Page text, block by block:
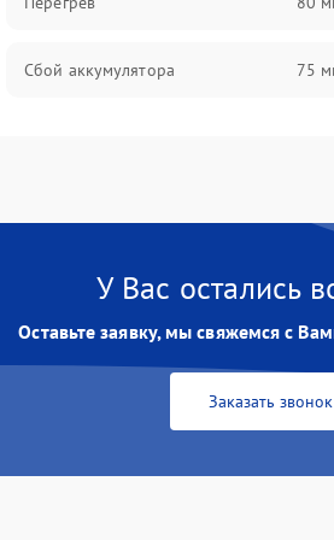
Сбой аккумулятора 75
У Вас остались
Оставьте заявку, мы свяжемся с
Заказать звонок